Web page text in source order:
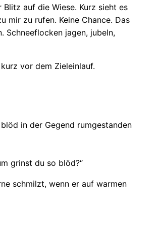
auf die Wiese. Kurz sieht es
mir zu rufen. Keine Chance. Das
Schneeflocken jagen, jubeln,
vor dem Zieleinlauf.
in der Gegend rumgestanden
grinst du so blöd?“
schmilzt, wenn er auf warmen